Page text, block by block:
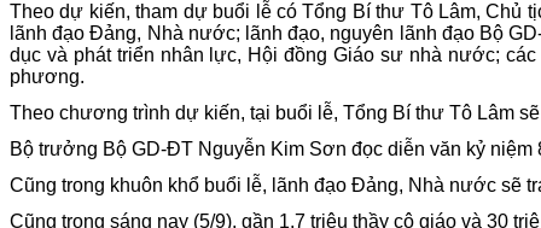
Theo dự kiến, tham dự buổi lễ có Tổng Bí thư Tô Lâm, Chủ
lãnh đạo Đảng, Nhà nước; lãnh đạo, nguyên lãnh đạo Bộ
dục và phát triển nhân lực, Hội đồng Giáo sư nhà nước;
phương.
Theo chương trình dự kiến, tại buổi lễ, Tổng Bí thư Tô Lâm
Bộ trưởng Bộ GD-ĐT Nguyễn Kim Sơn đọc diễn văn kỷ
Cũng trong khuôn khổ buổi lễ, lãnh đạo Đảng, Nhà nước sẽ
Cũng trong sáng nay (5/9), gần 1,7 triệu thầy cô giáo và 30